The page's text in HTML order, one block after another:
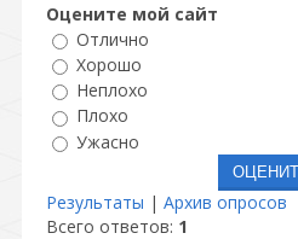
Оцените мой сайт
Отлично
Хорошо
Неплохо
Плохо
Ужасно
Результаты | Архив опросов
Всего ответов: 1